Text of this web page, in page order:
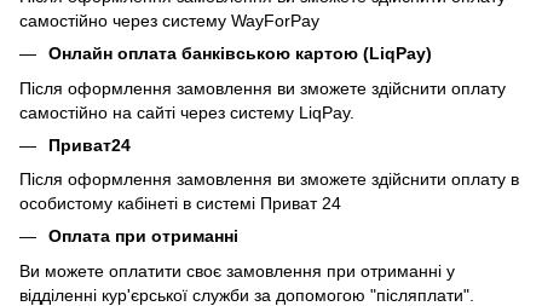
самостійно через систему WayForPay
Онлайн оплата банківською картою (LiqPay)
Після оформлення замовлення ви зможете здійснити оплату
самостійно на сайті через систему LiqPay.
Приват24
Після оформлення замовлення ви зможете здійснити оплату в
особистому кабінеті в системі Приват 24
Оплата при отриманні
Ви можете оплатити своє замовлення при отриманні у
відділенні кур'єрської служби за допомогою "післяплати".